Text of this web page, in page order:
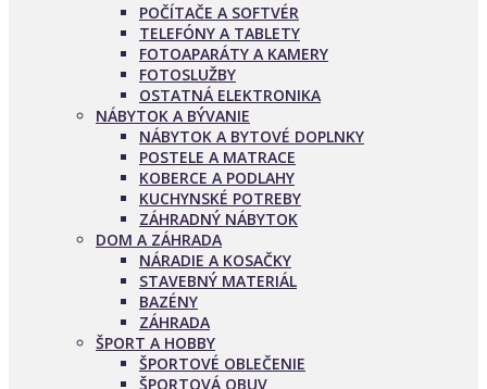
POČÍTAČE A SOFTVÉR
TELEFÓNY A TABLETY
FOTOAPARÁTY A KAMERY
FOTOSLUŽBY
OSTATNÁ ELEKTRONIKA
NÁBYTOK A BÝVANIE
NÁBYTOK A BYTOVÉ DOPLNKY
POSTELE A MATRACE
KOBERCE A PODLAHY
KUCHYNSKÉ POTREBY
ZÁHRADNÝ NÁBYTOK
DOM A ZÁHRADA
NÁRADIE A KOSAČKY
STAVEBNÝ MATERIÁL
BAZÉNY
ZÁHRADA
ŠPORT A HOBBY
ŠPORTOVÉ OBLEČENIE
ŠPORTOVÁ OBUV